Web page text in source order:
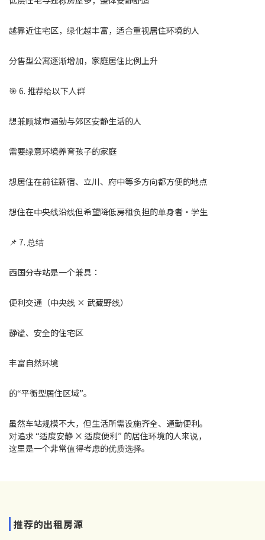
越靠近住宅区，绿化越丰富，适合重视居住环境的人
分售型公寓逐渐增加，家庭居住比例上升
🎯 6. 推荐给以下人群
想兼顾城市通勤与郊区安静生活的人
需要绿意环境养育孩子的家庭
想居住在前往新宿、立川、府中等多方向都方便的地点
想住在中央线沿线但希望降低房租负担的单身者・学生
📌 7. 总结
西国分寺站是一个兼具：
便利交通（中央线 × 武藏野线）
静谧、安全的住宅区
丰富自然环境
的“平衡型居住区域”。
虽然车站规模不大，但生活所需设施齐全、通勤便利。
对追求 “适度安静 × 适度便利” 的居住环境的人来说，
这里是一个非常值得考虑的优质选择。
推荐的出租房源